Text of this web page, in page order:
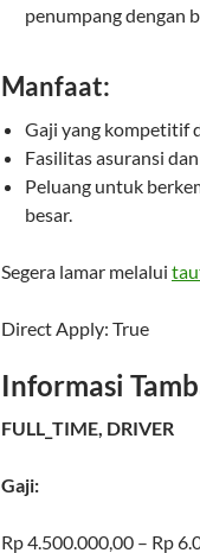
penumpang dengan
Manfaat:
Gaji yang kompetitif
Fasilitas asuransi
Peluang untuk
besar.
Segera lamar melalui
Direct Apply: True
Informasi
FULL_TIME, DRIVER
Gaji:
Rp 4.500.000,00 – Rp